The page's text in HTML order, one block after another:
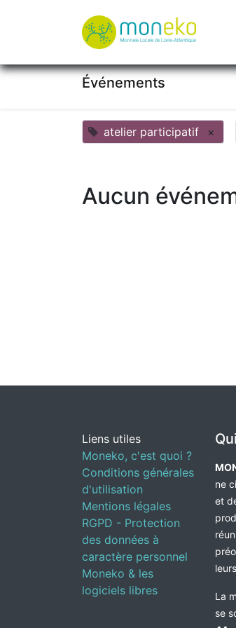
Événements
atelier participatif ×
Aucun
Liens utiles
Moneko, c'est quoi ?
Conditions générales
d'utilisation
Mentions légales
RGPD - Protection
des données à
caractère personnel
Moneko & les
logiciels libres
ne
et
La
se